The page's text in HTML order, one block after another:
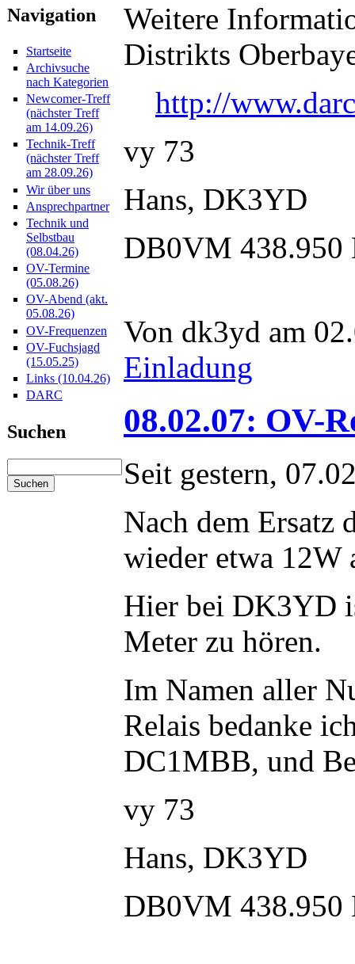
Navigation
Startseite
Archivsuche
nach Kategorien
Newcomer-Treff
(nächster Treff
am 14.09.26)
Technik-Treff
(nächster Treff
am 28.09.26)
Wir über uns
Ansprechpartner
Technik und
Selbstbau
(08.04.26)
OV-Termine
(05.08.26)
OV-Abend (akt.
05.08.26)
OV-Frequenzen
OV-Fuchsjagd
(15.05.25)
Links (10.04.26)
DARC
Suchen
Weitere
Distrikts
http://
vy 73
Hans, DK3YD
DB0VM 438.950
Von dk3yd am
Einladung
08.02.07: OV-
Seit gestern,
Nach dem Ersatz
wieder etwa 12W
Hier bei DK3YD
Meter zu hören.
Im Namen aller
Relais bedanke
DC1MBB, und
vy 73
Hans, DK3YD
DB0VM 438.950